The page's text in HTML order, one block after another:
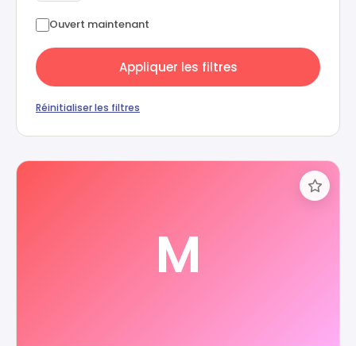
Ouvert maintenant
Appliquer les filtres
Réinitialiser les filtres
M